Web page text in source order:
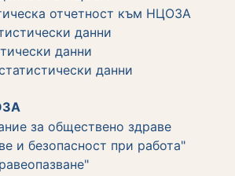
отчетност към НЦОЗА
данни
данни
данни
за обществено здраве
и безопасност при работа"